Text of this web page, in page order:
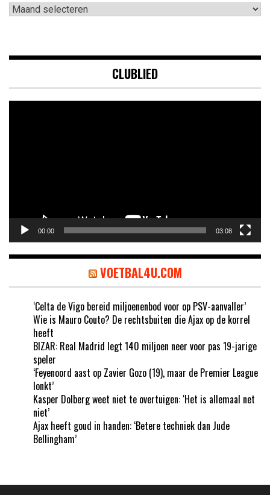
Archieven
CLUBLIED
00:00 03:08
VOETBAL4U.COM
‘Celta de Vigo bereid miljoenenbod voor op PSV-aanvaller’
Wie is Mauro Couto? De rechtsbuiten die Ajax op de korrel
heeft
BIZAR: Real Madrid legt 140 miljoen neer voor pas 19-jarige
speler
‘Feyenoord aast op Zavier Gozo (19), maar de Premier League
lonkt’
Kasper Dolberg weet niet te overtuigen: ‘Het is allemaal net
niet’
Ajax heeft goud in handen: ‘Betere techniek dan Jude
Bellingham’